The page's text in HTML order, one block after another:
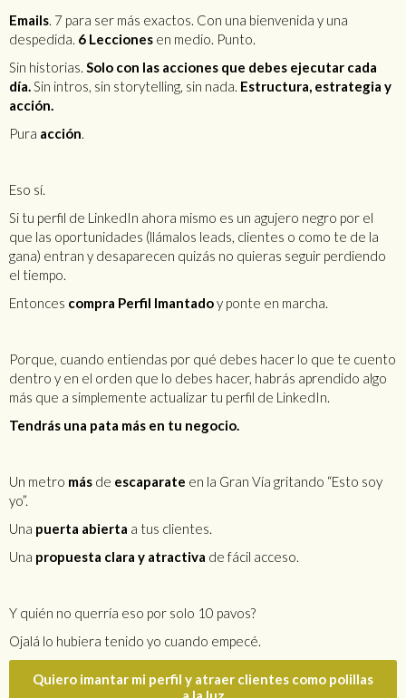
Emails. 7 para ser más exactos. Con una bienvenida y una
despedida. 6 Lecciones en medio. Punto.
Sin historias. Solo con las acciones que debes ejecutar cada
día.Sin intros, sin storytelling, sin nada. Estructura, estrategia y
acción.
Pura acción.
Eso sí.
Si tu perfil de LinkedIn ahora mismo es un agujero negro por el
que las oportunidades (llámalos leads, clientes o como te de la
gana) entran y desaparecen quizás no quieras seguir perdiendo
el tiempo.
Entonces compra Perfil Imantadoy ponte en marcha.
Porque, cuando entiendas por qué debes hacer lo que te cuento
dentro y en el orden que lo debes hacer, habrás aprendido algo
más que a simplemente actualizar tu perfil de LinkedIn.
Tendrás una pata más en tu negocio.
Un metro más de escaparate en la Gran Vía gritando “Esto soy
yo”.
Una puerta abierta a tus clientes.
Una propuesta clara y atractiva de fácil acceso.
Y quién no querría eso por solo 10 pavos?
Ojalá lo hubiera tenido yo cuando empecé.
Quiero imantar mi perfil y atraer clientes como polillas